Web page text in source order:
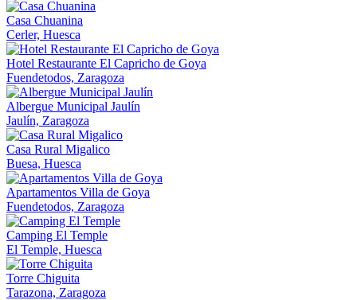
Casa Chuanina
Cerler, Huesca
Hotel Restaurante El Capricho de Goya
Fuendetodos, Zaragoza
Albergue Municipal Jaulín
Jaulín, Zaragoza
Casa Rural Migalico
Buesa, Huesca
Apartamentos Villa de Goya
Fuendetodos, Zaragoza
Camping El Temple
El Temple, Huesca
Torre Chiguita
Tarazona, Zaragoza